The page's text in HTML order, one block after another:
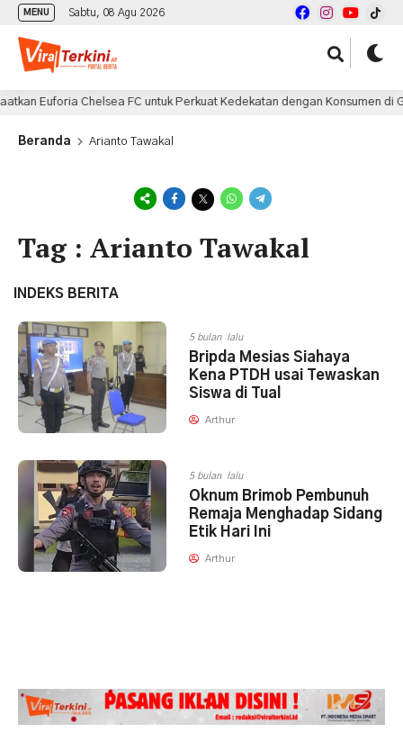
MENU Sabtu, 08 Agu 2026
Euforia Chelsea FC untuk Perkuat Kedekatan dengan Konsumen di
Beranda Arianto Tawakal
Tag : Arianto Tawakal
INDEKS BERITA
5 bulan lalu
Bripda Mesias Siahaya
Kena PTDH usai Tewaskan
Siswa di Tual
Arthur
5 bulan lalu
Oknum Brimob Pembunuh
Remaja Menghadap Sidang
Etik Hari Ini
Arthur